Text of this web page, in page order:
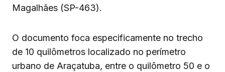
Magalhães (SP-463).
O documento foca especificamente no trecho
de 10 quilômetros localizado no perímetro
urbano de Araçatuba, entre o quilômetro 50 e o